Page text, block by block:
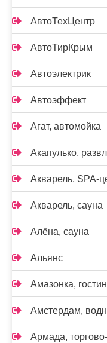
АвтоТехЦентр
АвтоТирКрым
Автоэлектрик
Автоэффект
Агат, автомойка
Акапулько,
Акварель, SPA-
Акварель, сауна
Алёна, сауна
Альянс
Амазонка,
Амстердам,
Армада,